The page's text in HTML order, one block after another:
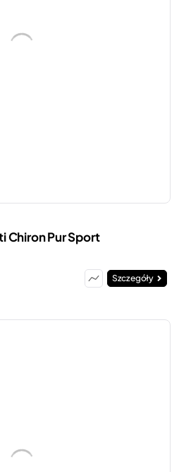
Chiron Pur Sport
Szczegóły